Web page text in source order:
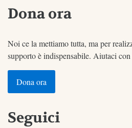
Dona ora
Noi ce la mettiamo tutta, ma per
supporto è indispensabile. Aiutaci
Dona ora
Seguici